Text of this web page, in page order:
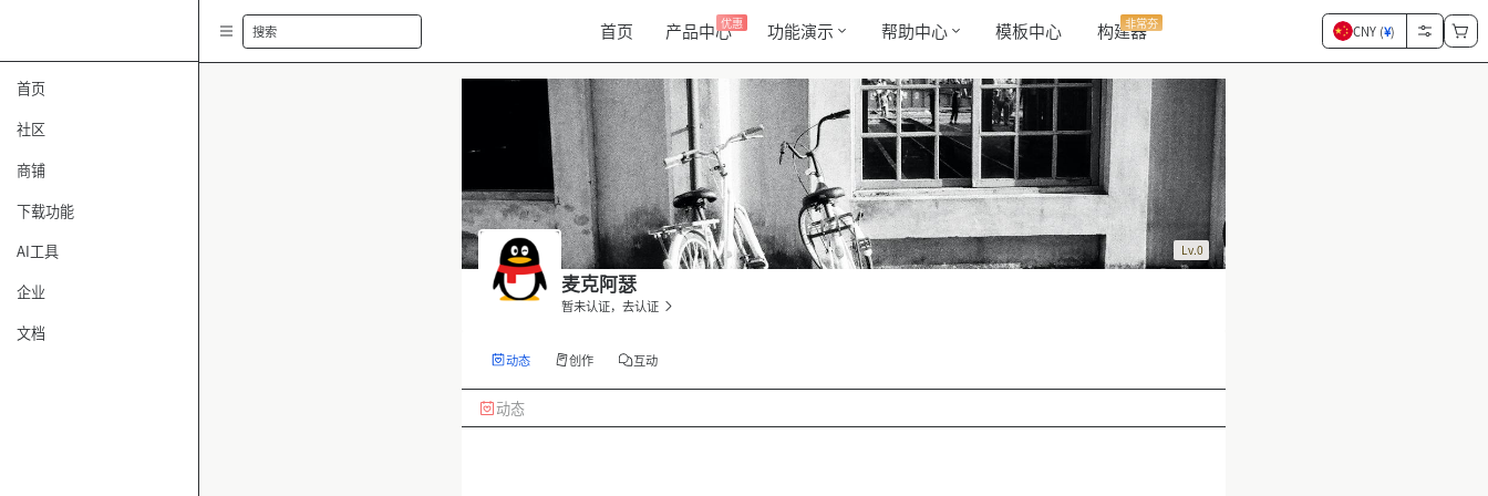
首页
社区
商铺
下载功能
AI工具
企业
文档
搜索 首页 产品中心优惠 功能演示 帮助中心 模板中心 构建器
非常夯 CNY (¥)
Lv.0
麦克阿瑟
暂未认证，去认证
动态 创作 互动
动态